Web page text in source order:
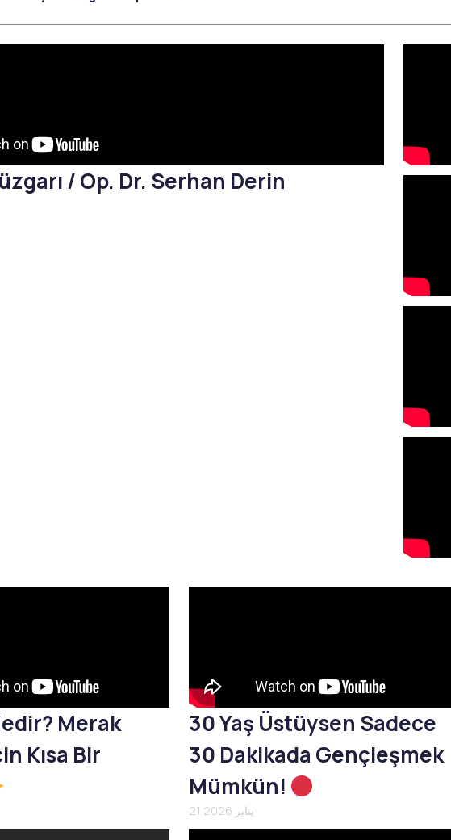
إبرة الذهب القرمزي
شد الوجه بالخيوط
الحمض النووي للسلمون
لقاح الكولاجين
العناية بالبشرة الطبية بجهاز
OxyGeneo
/ Op. Dr. Serhan Derin
Merak
Kısa Bir
30 Yaş Üstüysen Sadece
30 Dakikada Gençleşmek
Mümkün!
21 يناير 2026